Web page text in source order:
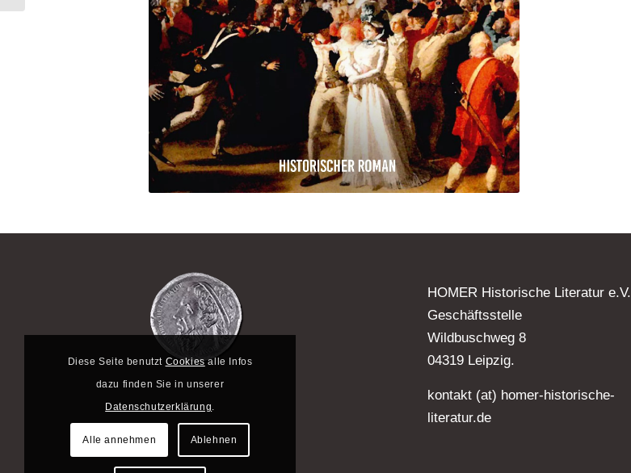
HOMER Historische Literatur e.V.
Geschäftsstelle
Wildbuschweg 8
04319 Leipzig.
kontakt (at) homer-historische-
literatur.de
Diese Seite benutzt Cookiesalle Infos
dazu finden Sie in unserer
Datenschutzerklärung
Alle annehmen Ablehnen